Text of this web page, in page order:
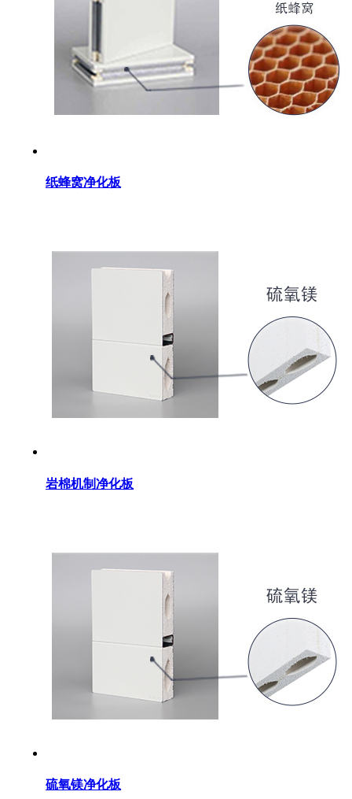
纸蜂窝净化板
岩棉机制净化板
硫氧镁净化板